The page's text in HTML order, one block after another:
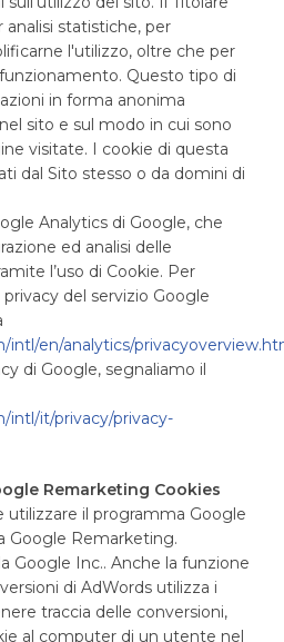
analisi statistiche, per
l'utilizzo, oltre che per
Questo tipo di
in forma anonima
sito e sul modo in cui sono
visitate. I cookie di questa
dal Sito stesso o da domini di
Analytics di Google, che
ed analisi delle
l’uso di Cookie. Per
del servizio Google
en/analytics/
di Google, segnaliamo il
intl/it/privacy/privacy-
Remarketing Cookies
il programma Google
Google Remarketing.
Google Inc.. Anche la funzione
di AdWords utilizza i
traccia delle conversioni,
al computer di un utente nel